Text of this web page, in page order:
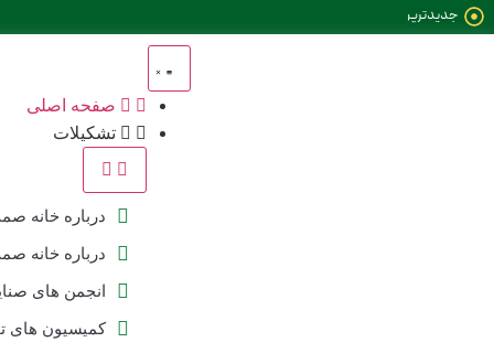
جدیدترین
خبرها:
صفحه اصلی
تشکیلات
درباره خانه
درباره خانه
انجمن های
کمیسیون